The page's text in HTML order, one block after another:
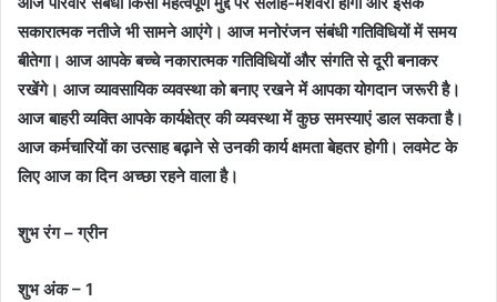
सकारात्मक नतीजे भी सामने आएंगे। आज मनोरंजन संबंधी गतिविधियों में समय
बीतेगा। आज आपके बच्चे नकारात्मक गतिविधियों और संगति से दूरी बनाकर
रखेंगे। आज व्यावसायिक व्यवस्था को बनाए रखने में आपका योगदान जरूरी है।
आज बाहरी व्यक्ति आपके कार्यक्षेत्र की व्यवस्था में कुछ समस्याएं डाल सकता है।
आज कर्मचारियों का उत्साह बढ़ाने से उनकी कार्य क्षमता बेहतर होगी। लवमेट के
लिए आज का दिन अच्छा रहने वाला है।
शुभ रंग – ग्रीन
शुभ अंक – 1